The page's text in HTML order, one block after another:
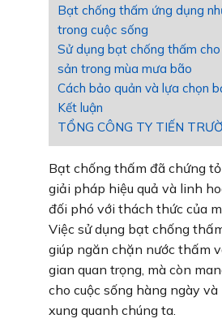
Bạt chống thấm ứng dụng
trong cuộc sống
Sử dụng bạt chống thấm
sản trong mùa mưa bão
Cách bảo quản và lựa chọn
Kết luận
TỔNG CÔNG TY TIẾN
Bạt chống thấm đã chứng
giải pháp hiệu quả và linh
đối phó với thách thức của
Việc sử dụng bạt chống
giúp ngăn chặn nước thấm
gian quan trọng, mà còn
cho cuộc sống hàng ngày
xung quanh chúng ta.